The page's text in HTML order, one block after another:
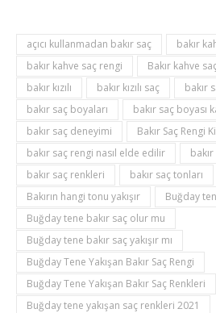
açıcı kullanmadan bakır saç
bakır
bakır kahve saç rengi
Bakır kahve
bakır kızılı
bakır kızılı saç
bakır
bakır saç boyaları
bakır saç boyası
bakır saç deneyimi
Bakır Saç Rengi
bakır saç rengi nasıl elde edilir
bakır saç renkleri
bakır saç tonları
Bakırın hangi tonu yakışır
Buğday
Buğday tene bakır saç olur mu
Buğday tene bakır saç yakışır mı
Buğday Tene Yakışan Bakır Saç Rengi
Buğday Tene Yakışan Bakır Saç Renkleri
Buğday tene yakışan saç renkleri 2021